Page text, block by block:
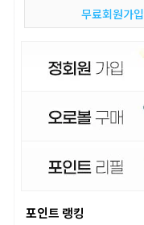
무료회원가입
포인트 랭킹